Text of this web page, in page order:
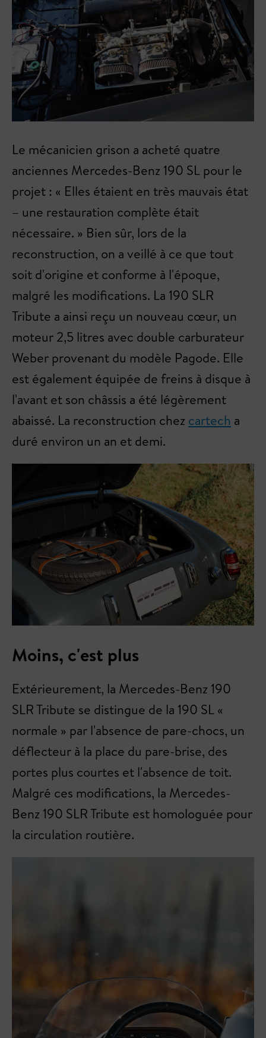
Le mécanicien grison a acheté quatre
anciennes Mercedes-Benz 190 SL pour le
projet : « Elles étaient en très mauvais état
– une restauration complète était
nécessaire. » Bien sûr, lors de la
reconstruction, on a veillé à ce que tout
soit d'origine et conforme à l'époque,
malgré les modifications. La 190 SLR
Tribute a ainsi reçu un nouveau cœur, un
moteur 2,5 litres avec double carburateur
Weber provenant du modèle Pagode. Elle
est également équipée de freins à disque à
l'avant et son châssis a été légèrement
abaissé. La reconstruction chez cartech a
duré environ un an et demi.
Moins, c'est plus
Extérieurement, la Mercedes-Benz 190
SLR Tribute se distingue de la 190 SL «
normale » par l'absence de pare-chocs, un
déflecteur à la place du pare-brise, des
portes plus courtes et l'absence de toit.
Malgré ces modifications, la Mercedes-
Benz 190 SLR Tribute est homologuée pour
la circulation routière.